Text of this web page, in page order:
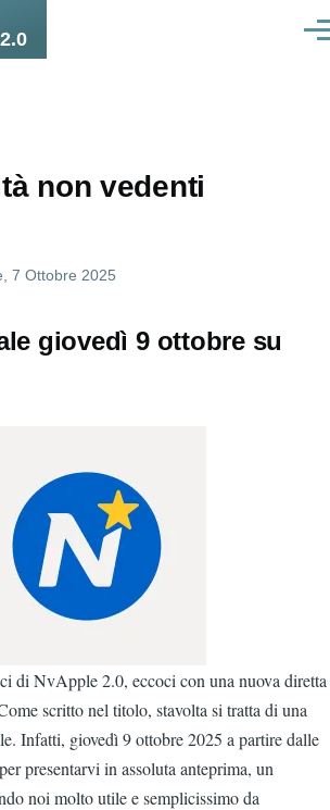
non vedenti
, 7 Ottobre 2025
giovedì 9 ottobre su
di NvApple 2.0, eccoci con una nuova diretta
scritto nel titolo, stavolta si tratta di una
Infatti, giovedì 9 ottobre 2025 a partire dalle
presentarvi in assoluta anteprima, un
noi molto utile e semplicissimo da